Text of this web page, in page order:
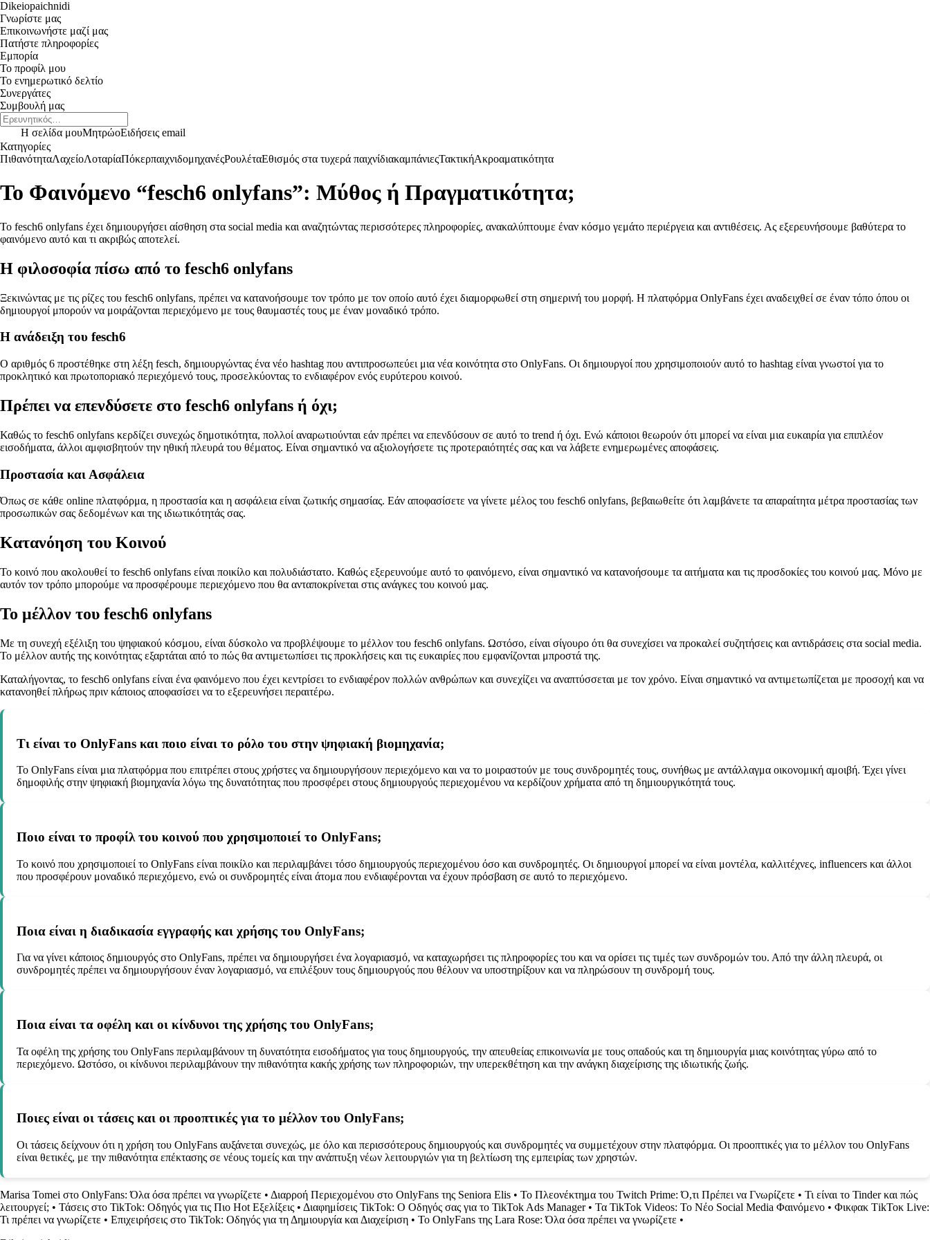
Dikeiopaichnidi
Γνωρίστε μας
Επικοινωνήστε μαζί μας
Πατήστε πληροφορίες
Εμπορία
Το προφίλ μου
Το ενημερωτικό δελτίο
Συνεργάτες
Συμβουλή μας
Η σελίδα μουΜητρώοΕιδήσεις email
Κατηγορίες
ΠιθανότηταΛαχείοΛοταρίαΠόκερπαιχνιδομηχανέςΡουλέταΕθισμός στα τυχερά παιχνίδιακαμπάνιεςΤακτικήΑκροαματικότητα
Το Φαινόμενο “fesch6 onlyfans”: Μύθος ή Πραγματικότητα;
Το fesch6 onlyfans έχει δημιουργήσει αίσθηση στα social media και αναζητώντας περισσότερες πληροφορίες, ανακαλύπτουμε έναν κόσμο γεμάτο περιέργεια και αντιθέσεις. Ας εξερευνήσουμε βαθύτερα το
φαινόμενο αυτό και τι ακριβώς αποτελεί.
Η φιλοσοφία πίσω από το fesch6 onlyfans
Ξεκινώντας με τις ρίζες του fesch6 onlyfans, πρέπει να κατανοήσουμε τον τρόπο με τον οποίο αυτό έχει διαμορφωθεί στη σημερινή του μορφή. Η πλατφόρμα OnlyFans έχει αναδειχθεί σε έναν τόπο όπου οι
δημιουργοί μπορούν να μοιράζονται περιεχόμενο με τους θαυμαστές τους με έναν μοναδικό τρόπο.
Η ανάδειξη του fesch6
Ο αριθμός 6 προστέθηκε στη λέξη fesch, δημιουργώντας ένα νέο hashtag που αντιπροσωπεύει μια νέα κοινότητα στο OnlyFans. Οι δημιουργοί που χρησιμοποιούν αυτό το hashtag είναι γνωστοί για το
προκλητικό και πρωτοποριακό περιεχόμενό τους, προσελκύοντας το ενδιαφέρον ενός ευρύτερου κοινού.
Πρέπει να επενδύσετε στο fesch6 onlyfans ή όχι;
Καθώς το fesch6 onlyfans κερδίζει συνεχώς δημοτικότητα, πολλοί αναρωτιούνται εάν πρέπει να επενδύσουν σε αυτό το trend ή όχι. Ενώ κάποιοι θεωρούν ότι μπορεί να είναι μια ευκαιρία για επιπλέον
εισοδήματα, άλλοι αμφισβητούν την ηθική πλευρά του θέματος. Είναι σημαντικό να αξιολογήσετε τις προτεραιότητές σας και να λάβετε ενημερωμένες αποφάσεις.
Προστασία και Ασφάλεια
Όπως σε κάθε online πλατφόρμα, η προστασία και η ασφάλεια είναι ζωτικής σημασίας. Εάν αποφασίσετε να γίνετε μέλος του fesch6 onlyfans, βεβαιωθείτε ότι λαμβάνετε τα απαραίτητα μέτρα προστασίας των
προσωπικών σας δεδομένων και της ιδιωτικότητάς σας.
Κατανόηση του Κοινού
Το κοινό που ακολουθεί το fesch6 onlyfans είναι ποικίλο και πολυδιάστατο. Καθώς εξερευνούμε αυτό το φαινόμενο, είναι σημαντικό να κατανοήσουμε τα αιτήματα και τις προσδοκίες του κοινού μας. Μόνο με
αυτόν τον τρόπο μπορούμε να προσφέρουμε περιεχόμενο που θα ανταποκρίνεται στις ανάγκες του κοινού μας.
Το μέλλον του fesch6 onlyfans
Με τη συνεχή εξέλιξη του ψηφιακού κόσμου, είναι δύσκολο να προβλέψουμε το μέλλον του fesch6 onlyfans. Ωστόσο, είναι σίγουρο ότι θα συνεχίσει να προκαλεί συζητήσεις και αντιδράσεις στα social media.
Το μέλλον αυτής της κοινότητας εξαρτάται από το πώς θα αντιμετωπίσει τις προκλήσεις και τις ευκαιρίες που εμφανίζονται μπροστά της.
Καταλήγοντας, το fesch6 onlyfans είναι ένα φαινόμενο που έχει κεντρίσει το ενδιαφέρον πολλών ανθρώπων και συνεχίζει να αναπτύσσεται με τον χρόνο. Είναι σημαντικό να αντιμετωπίζεται με προσοχή και να
κατανοηθεί πλήρως πριν κάποιος αποφασίσει να το εξερευνήσει περαιτέρω.
Τι είναι το OnlyFans και ποιο είναι το ρόλο του στην ψηφιακή βιομηχανία;
Το OnlyFans είναι μια πλατφόρμα που επιτρέπει στους χρήστες να δημιουργήσουν περιεχόμενο και να το μοιραστούν με τους συνδρομητές τους, συνήθως με αντάλλαγμα οικονομική αμοιβή. Έχει γίνει
δημοφιλής στην ψηφιακή βιομηχανία λόγω της δυνατότητας που προσφέρει στους δημιουργούς περιεχομένου να κερδίζουν χρήματα από τη δημιουργικότητά τους.
Ποιο είναι το προφίλ του κοινού που χρησιμοποιεί το OnlyFans;
Το κοινό που χρησιμοποιεί το OnlyFans είναι ποικίλο και περιλαμβάνει τόσο δημιουργούς περιεχομένου όσο και συνδρομητές. Οι δημιουργοί μπορεί να είναι μοντέλα, καλλιτέχνες, influencers και άλλοι
που προσφέρουν μοναδικό περιεχόμενο, ενώ οι συνδρομητές είναι άτομα που ενδιαφέρονται να έχουν πρόσβαση σε αυτό το περιεχόμενο.
Ποια είναι η διαδικασία εγγραφής και χρήσης του OnlyFans;
Για να γίνει κάποιος δημιουργός στο OnlyFans, πρέπει να δημιουργήσει ένα λογαριασμό, να καταχωρήσει τις πληροφορίες του και να ορίσει τις τιμές των συνδρομών του. Από την άλλη πλευρά, οι
συνδρομητές πρέπει να δημιουργήσουν έναν λογαριασμό, να επιλέξουν τους δημιουργούς που θέλουν να υποστηρίξουν και να πληρώσουν τη συνδρομή τους.
Ποια είναι τα οφέλη και οι κίνδυνοι της χρήσης του OnlyFans;
Τα οφέλη της χρήσης του OnlyFans περιλαμβάνουν τη δυνατότητα εισοδήματος για τους δημιουργούς, την απευθείας επικοινωνία με τους οπαδούς και τη δημιουργία μιας κοινότητας γύρω από το
περιεχόμενο. Ωστόσο, οι κίνδυνοι περιλαμβάνουν την πιθανότητα κακής χρήσης των πληροφοριών, την υπερεκθέτηση και την ανάγκη διαχείρισης της ιδιωτικής ζωής.
Ποιες είναι οι τάσεις και οι προοπτικές για το μέλλον του OnlyFans;
Οι τάσεις δείχνουν ότι η χρήση του OnlyFans αυξάνεται συνεχώς, με όλο και περισσότερους δημιουργούς και συνδρομητές να συμμετέχουν στην πλατφόρμα. Οι προοπτικές για το μέλλον του OnlyFans
είναι θετικές, με την πιθανότητα επέκτασης σε νέους τομείς και την ανάπτυξη νέων λειτουργιών για τη βελτίωση της εμπειρίας των χρηστών.
Marisa Tomei στο OnlyFans: Όλα όσα πρέπει να γνωρίζετε • Διαρροή Περιεχομένου στο OnlyFans της Seniora Elis • Το Πλεονέκτημα του Twitch Prime: Ό,τι Πρέπει να Γνωρίζετε • Τι είναι το Tinder και πώς
λειτουργεί; • Τάσεις στο TikTok: Οδηγός για τις Πιο Hot Εξελίξεις • Διαφημίσεις TikTok: Ο Οδηγός σας για το TikTok Ads Manager• Τα TikTok Videos: Το Νέο Social Media Φαινόμενο • Φικφακ ΤikΤοκ Live:
Τι πρέπει να γνωρίζετε • Επιχειρήσεις στο TikTok: Οδηγός για τη Δημιουργία και Διαχείριση • Το OnlyFans της Lara Rose: Όλα όσα πρέπει να γνωρίζετε •